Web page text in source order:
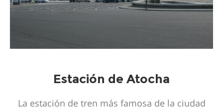
Estación de Atocha
La estación de tren más famosa de la ciudad